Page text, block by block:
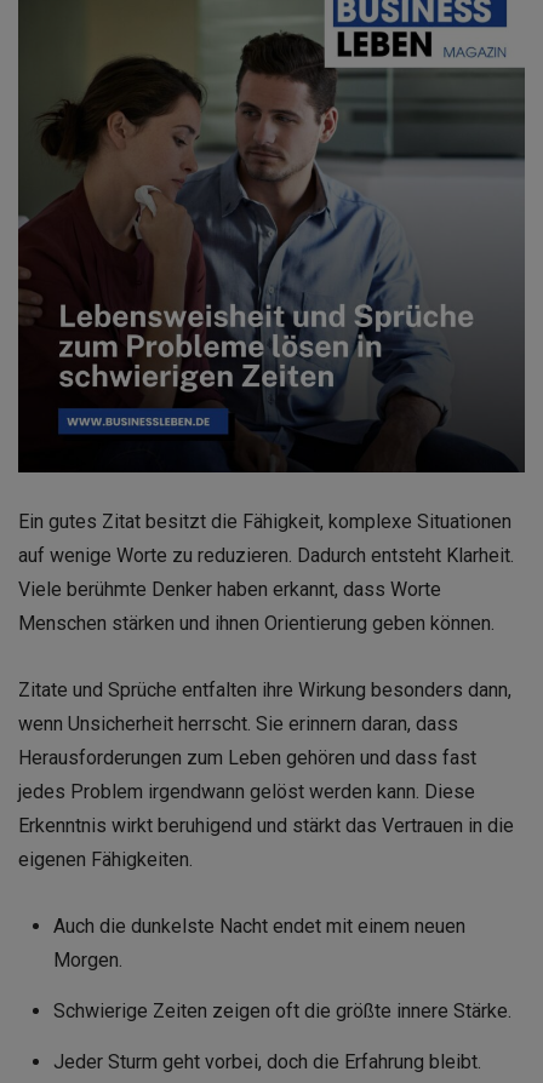
Ein gutes Zitat besitzt die Fähigkeit, komplexe Situationen
auf wenige Worte zu reduzieren. Dadurch entsteht Klarheit.
Viele berühmte Denker haben erkannt, dass Worte
Menschen stärken und ihnen Orientierung geben können.
Zitate und Sprüche entfalten ihre Wirkung besonders dann,
wenn Unsicherheit herrscht. Sie erinnern daran, dass
Herausforderungen zum Leben gehören und dass fast
jedes Problem irgendwann gelöst werden kann. Diese
Erkenntnis wirkt beruhigend und stärkt das Vertrauen in die
eigenen Fähigkeiten.
Auch die dunkelste Nacht endet mit einem neuen
Morgen.
Schwierige Zeiten zeigen oft die größte innere Stärke.
Jeder Sturm geht vorbei, doch die Erfahrung bleibt.